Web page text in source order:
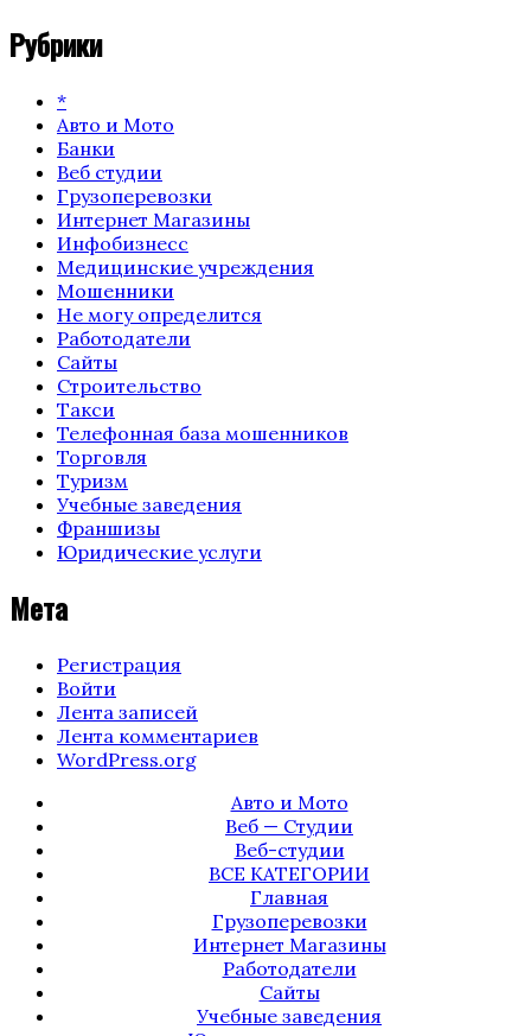
Рубрики
*
Авто и Мото
Банки
Веб студии
Грузоперевозки
Интернет Магазины
Инфобизнесс
Медицинские учреждения
Мошенники
Не могу определится
Работодатели
Сайты
Строительство
Такси
Телефонная база мошенников
Торговля
Туризм
Учебные заведения
Франшизы
Юридические услуги
Мета
Регистрация
Войти
Лента записей
Лента комментариев
WordPress.org
Авто и Мото
Веб — Студии
Веб-студии
ВСЕ КАТЕГОРИИ
Главная
Грузоперевозки
Интернет Магазины
Работодатели
Сайты
Учебные заведения